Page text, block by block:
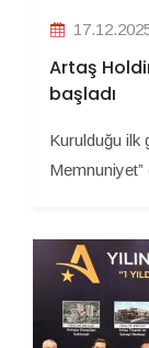
Artaş
başladı
Kurulduğu ilk
Memnuniyet”